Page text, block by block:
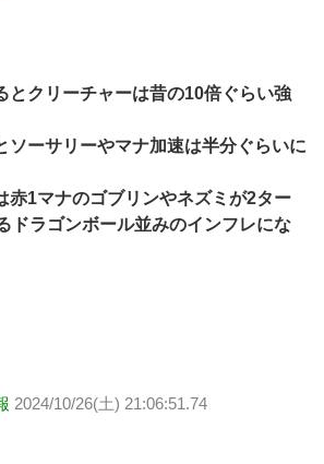
とクリーチャーは昔の10倍ぐらい強
ソーサリーやマナ加速は半分ぐらいに
赤1マナのゴブリンやネズミが2ター
ドラゴンボール並みのインフレにな
2024/10/26(土) 21:06:51.74